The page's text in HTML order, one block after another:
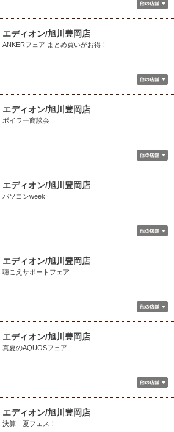
エディオン/旭川豊岡店
ANKERフェア まとめ買いがお得！
エディオン/旭川豊岡店
ボイラー商談会
エディオン/旭川豊岡店
パソコンweek
エディオン/旭川豊岡店
聴こえサポートフェア
エディオン/旭川豊岡店
真夏のAQUOSフェア
エディオン/旭川豊岡店
決算 夏フェス！